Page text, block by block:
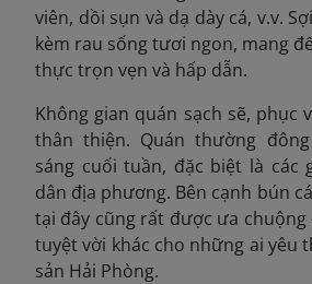
viên, dồi sụn và dạ dày cá, v.v.
kèm rau sống tươi ngon, mang
thực trọn vẹn và hấp dẫn.
Không gian quán sạch sẽ, phục
thân thiện. Quán thường
sáng cuối tuần, đặc biệt là các
dân địa phương. Bên cạnh bún
tại đây cũng rất được ưa
tuyệt vời khác cho những ai yêu
sản Hải Phòng.